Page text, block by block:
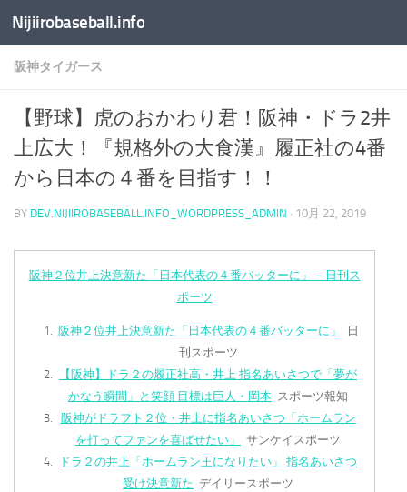
コンテンツへスキップ
Nijiirobaseball.info
阪神タイガース
【野球】虎のおかわり君！阪神・ドラ2井
上広大！『規格外の大食漢』履正社の4番
から日本の４番を目指す！！
BY DEV.NIJIIROBASEBALL.INFO_WORDPRESS_ADMIN · 10月 22, 2019
阪神２位井上決意新た「日本代表の４番バッターに」 – 日刊ス
ポーツ
阪神２位井上決意新た「日本代表の４番バッターに」
日
刊スポーツ
【阪神】ドラ２の履正社高・井上 指名あいさつで「夢が
かなう瞬間」と笑顔 目標は巨人・岡本 スポーツ報知
阪神がドラフト２位・井上に指名あいさつ「ホームラン
を打ってファンを喜ばせたい」
サンケイスポーツ
ドラ２の井上「ホームラン王になりたい」 指名あいさつ
受け決意新た デイリースポーツ